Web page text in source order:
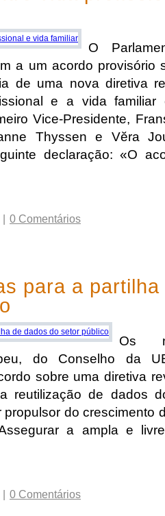
O
a um acordo provisório
de uma nova diretiva
e a vida familiar
Vice-Presidente,
Thyssen e Vĕra
declaração: «O
0 Comentários
para a
Os
do Conselho da
sobre uma diretiva
reutilização de dados
do crescimento
a ampla e
0 Comentários